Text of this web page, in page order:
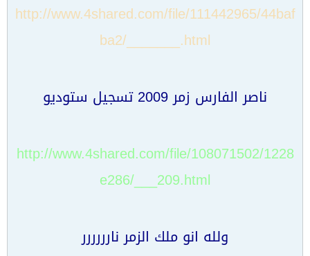
http://www.4shared.com/file/111442965/44baf
ba2/_______.html
ناصر الفارس زمر 2009 تسجيل ستوديو
http://www.4shared.com/file/108071502/1228
e286/___209.html
ولله انو ملك الزمر نارررررر